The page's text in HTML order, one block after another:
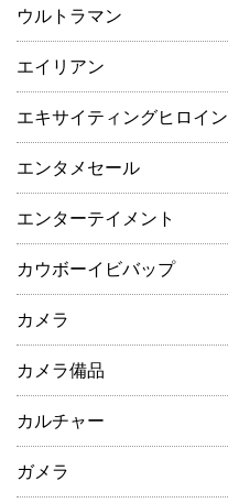
ウルトラマン
エイリアン
エキサイティングヒロイン
エンタメセール
エンターテイメント
カウボーイビバップ
カメラ
カメラ備品
カルチャー
ガメラ